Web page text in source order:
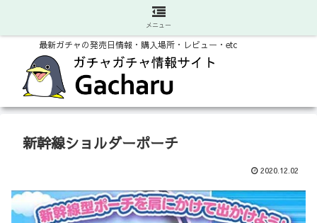
最新ガチャの発売日情報・購入場所・レビュー・etc
新幹線ショルダーポーチ
2020.12.02
メニュー